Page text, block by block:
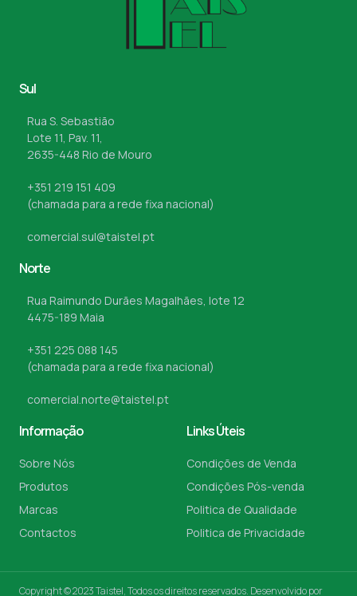
Sul
Rua S. Sebastião
Lote 11, Pav. 11,
2635-448 Rio de Mouro
+351 219 151 409
(chamada para a rede fixa nacional)
comercial.sul@taistel.pt
Norte
Rua Raimundo Durães Magalhães, lote 12
4475-189 Maia
+351 225 088 145
(chamada para a rede fixa nacional)
comercial.norte@taistel.pt
Informação
Sobre Nós
Produtos
Marcas
Contactos
Links Úteis
Condições de Venda
Condições Pós-venda
Politica de Qualidade
Politica de Privacidade
Copyright © 2023 Taistel, Todos os direitos reservados. Desenvolvido por